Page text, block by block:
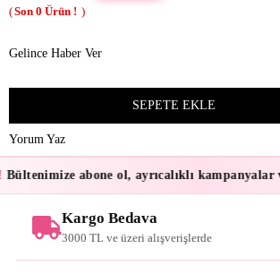
0
Gelince Haber Ver
Yorum Yaz
Bültenimize abone ol, ayrıcalıklı kampanyalar
Kargo Bedava
3000 TL ve üzeri alışverişlerde